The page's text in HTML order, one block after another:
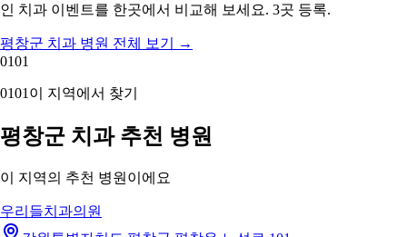
인 치과 이벤트를 한곳에서 비교해 보세요. 3곳 등록.
평창군 치과 병원 전체 보기
→
0101
0101 이 지역에서 찾기
평창군 치과 추천 병원
이 지역의 추천 병원이에요
우리들치과의원